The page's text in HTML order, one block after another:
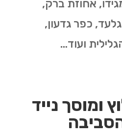
אחוזת ברק,
כפר גדעון,
ועוד…
ומוסך נייד